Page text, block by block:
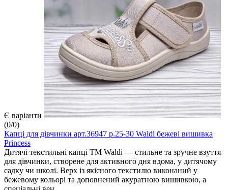
Є варіанти
(0/0)
Капці для дівчинки арт.36947 р.25-30 Waldi бежеві вишивка
Princess
Дитячі текстильні капці ТМ Waldi — стильне та зручне взуття
для дівчинки, створене для активного дня вдома, у дитячому
садку чи школі. Верх із якісного текстилю виконаний у
бежевому кольорі та доповнений акуратною вишивкою, а